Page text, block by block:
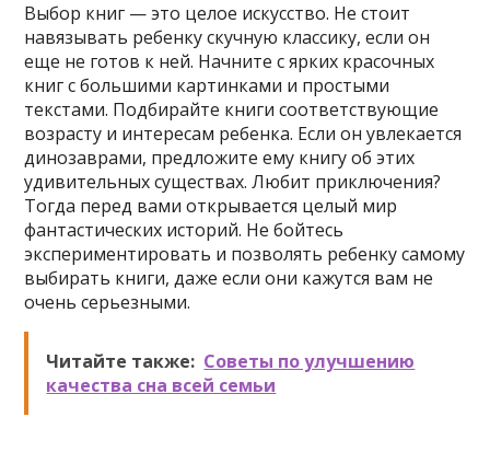
Выбор книг — это целое искусство. Не стоит
навязывать ребенку скучную классику, если он
еще не готов к ней. Начните с ярких красочных
книг с большими картинками и простыми
текстами. Подбирайте книги соответствующие
возрасту и интересам ребенка. Если он увлекается
динозаврами, предложите ему книгу об этих
удивительных существах. Любит приключения?
Тогда перед вами открывается целый мир
фантастических историй. Не бойтесь
экспериментировать и позволять ребенку самому
выбирать книги, даже если они кажутся вам не
очень серьезными.
Читайте также: Советы по улучшению
качества сна всей семьи